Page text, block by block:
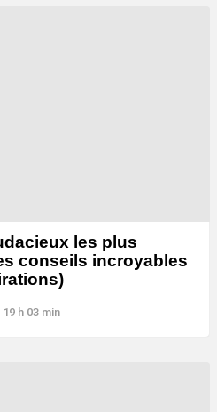
les plus
conseils incroyables
h 03 min